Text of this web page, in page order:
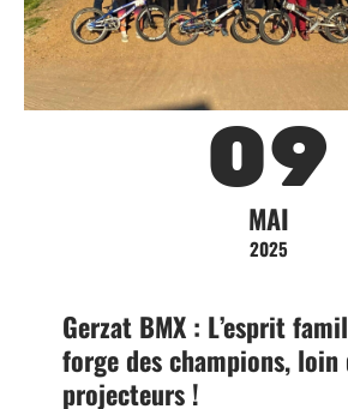
09
MAI
2025
Gerzat BMX : L’esprit
forge des champions, loin
projecteurs !